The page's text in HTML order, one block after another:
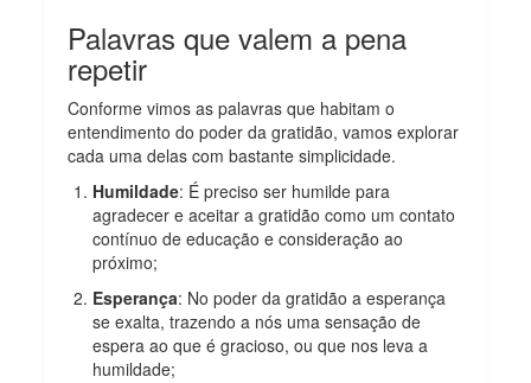
Palavras que valem a pena
repetir
Conforme vimos as palavras que habitam o
entendimento do poder da gratidão, vamos explorar
cada uma delas com bastante simplicidade.
Humildade: É preciso ser humilde para
agradecer e aceitar a gratidão como um contato
contínuo de educação e consideração ao
próximo;
Esperança: No poder da gratidão a esperança
se exalta, trazendo a nós uma sensação de
espera ao que é gracioso, ou que nos leva a
humildade;